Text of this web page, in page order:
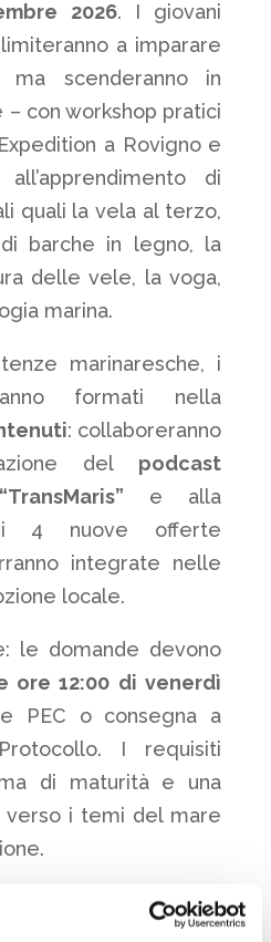
2026. I giovani
a imparare
scenderanno in
– con workshop pratici
a Rovigno e
di
quali la vela al terzo,
barche in legno, la
delle vele, la voga,
marina.
marinaresche, i
formati nella
: collaboreranno
del podcast
e alla
4 nuove offerte
integrate nelle
locale.
le domande devono
ore 12:00 di venerdì
PEC o consegna a
I requisiti
di maturità e una
i temi del mare
e i modelli di
cliccando su